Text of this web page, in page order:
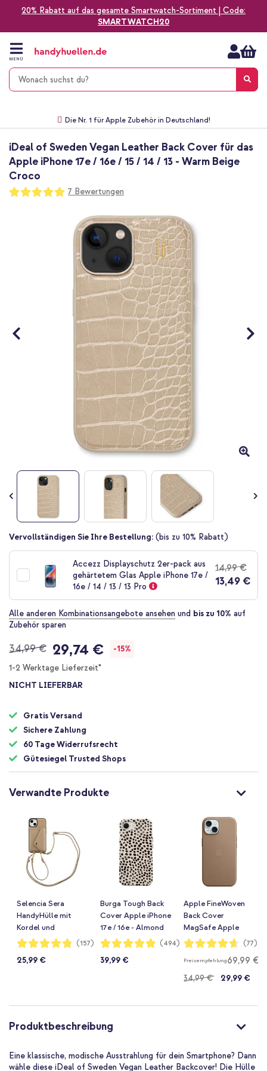
20% Rabatt auf das gesamte Smartwatch-Sortiment | Code:
SMARTWATCH20
Zum
Inhalt
springen
MENÜ
Die Nr. 1 für Apple Zubehör in Deutschland!
iDeal of Sweden Vegan Leather Back Cover für das
Apple iPhone 17e / 16e / 15 / 14 / 13 - Warm Beige
Croco
Bewertung:
100
100
7 Bewertungen
Zum
Bildgalerie
springen
Vervollständigen Sie Ihre Bestellung: (bis zu 10% Rabatt)
Accezz Displayschutz 2er-pack aus
gehärtetem Glas Apple iPhone 17e /
16e / 14 / 13 / 13 Pro
14,99 €
13,49 €
Alle anderen Kombinationsangebote ansehen und bis zu 10% auf
Zubehör sparen
34,99 € 29,74 €
-15%
1-2 Werktage Lieferzeit*
NICHT LIEFERBAR
Gratis Versand
Sichere Zahlung
60 Tage Widerrufsrecht
Gütesiegel Trusted Shops
Verwandte Produkte
Selencia Sera
HandyHülle mit
Kordel und
Umschlag-
iPhone 14 / 13 -
Bewertung:
96%
(157)
25,99 €
Burga Tough Back
Cover Apple iPhone
17e / 16e - Almond
Latte
Bewertung:
97%
(494)
39,99 €
Apple FineWoven
Back Cover
MagSafe Apple
iPhone 15 - Taupe
Bewertung:
93%
(77)
Preisempfehlung69,99 €
34,99 € 29,99 €
Produktbeschreibung
Eine klassische, modische Ausstrahlung für dein Smartphone? Dann
wähle diese iDeal of Sweden Vegan Leather Backcover! Die Hülle